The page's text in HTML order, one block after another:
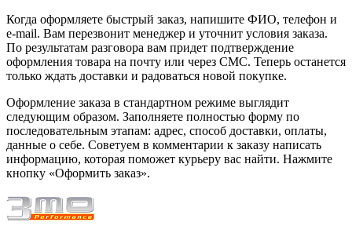
Когда оформляете быстрый заказ, напишите ФИО, телефон и
e-mail. Вам перезвонит менеджер и уточнит условия заказа.
По результатам разговора вам придет подтверждение
оформления товара на почту или через СМС. Теперь останется
только ждать доставки и радоваться новой покупке.
Оформление заказа в стандартном режиме выглядит
следующим образом. Заполняете полностью форму по
последовательным этапам: адрес, способ доставки, оплаты,
данные о себе. Советуем в комментарии к заказу написать
информацию, которая поможет курьеру вас найти. Нажмите
кнопку «Оформить заказ».